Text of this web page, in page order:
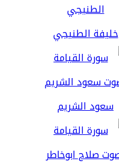
خليفة الطنيجي
سعود الشريم